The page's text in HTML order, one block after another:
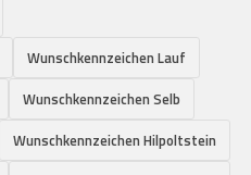
Wunschkennzeichen Lauf
Wunschkennzeichen Selb
Wunschkennzeichen Hilpoltstein